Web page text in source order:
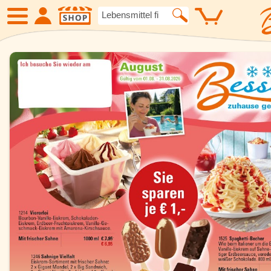
SHOP
Neue Produkte Angebote
Eiskrem Früchte
Gemüse Suppen
Kartoffelspezialitäten Gewürze
Geflügel Fleisch